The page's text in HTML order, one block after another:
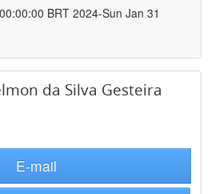
BRT 2024-Sun Jan 31
da Silva Gesteira
E-mail